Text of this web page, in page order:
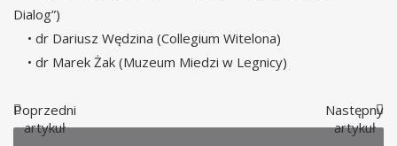
Dialog”)
• dr Dariusz Wędzina (Collegium Witelona)
• dr Marek Żak (Muzeum Miedzi w Legnicy)
Poprzedni
artykuł
Następny
artykuł